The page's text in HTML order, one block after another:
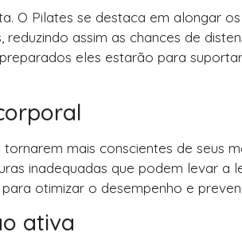
O Pilates se destaca em alongar
assim as chances de
eles estarão para
mais conscientes de seus
inadequadas que podem levar a
otimizar o desempenho e
ativa